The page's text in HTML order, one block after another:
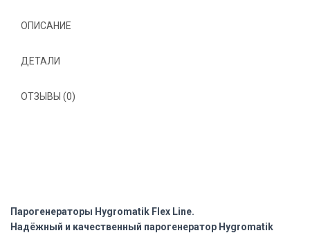
Германия
ОПИСАНИЕ
ДЕТАЛИ
ОТЗЫВЫ (0)
Парогенераторы Hygromatik Flex Line.
Надёжный и качественный парогенератор Hygromatik